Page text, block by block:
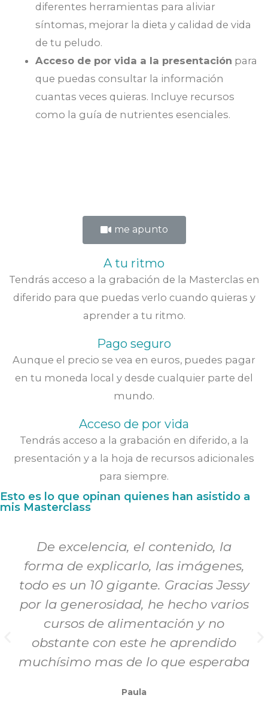
diferentes herramientas para aliviar
síntomas, mejorar la dieta y calidad de vida
de tu peludo.
Acceso de por vida a la presentación para
que puedas consultar la información
cuantas veces quieras. Incluye recursos
como la guía de nutrientes esenciales.
me apunto
A tu ritmo
Tendrás acceso a la grabación de la Masterclas en
diferido para que puedas verlo cuando quieras y
aprender a tu ritmo.
Pago seguro
Aunque el precio se vea en euros, puedes pagar
en tu moneda local y desde cualquier parte del
mundo.
Acceso de por vida
Tendrás acceso a la grabación en diferido, a la
presentación y a la hoja de recursos adicionales
para siempre.
Esto es lo que opinan quienes han asistido a
mis Masterclass
la
imágenes,
Gracias Jessy
hecho varios
y no
aprendido
que esperaba
Me ha encantado.
Masterclass muy
muy completa y
explicada.
cercana. He
de Dieta cocinada
sin lugar a dudas,